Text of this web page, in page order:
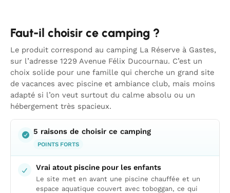
Faut-il choisir ce camping ?
Le produit correspond au camping La Réserve à Gastes,
sur l’adresse 1229 Avenue Félix Ducournau. C’est un
choix solide pour une famille qui cherche un grand site
de vacances avec piscine et ambiance club, mais moins
adapté si l’on veut surtout du calme absolu ou un
hébergement très spacieux.
5 raisons de choisir ce camping
POINTS FORTS
Vrai atout piscine pour les enfants
Le site met en avant une piscine chauffée et un
espace aquatique couvert avec toboggan, ce qui